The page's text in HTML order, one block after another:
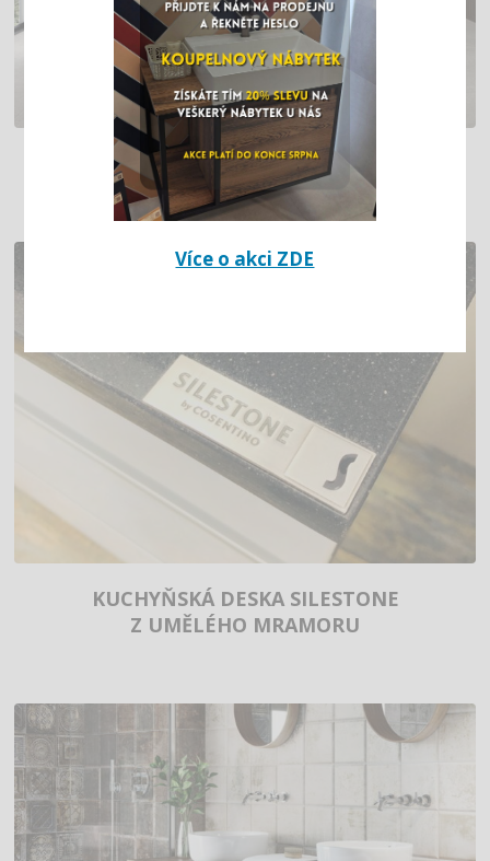
BETONOVÁ KOUPELNA A KUCHYNĚ
KUCHYŇSKÁ DESKA SILESTONE
Z UMĚLÉHO MRAMORU
Více o akci ZDE